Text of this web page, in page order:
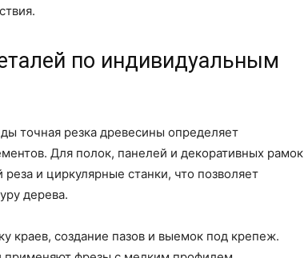
по индивидуальным
точная резка древесины определяет
Для полок, панелей и декоративных рамок
и циркулярные станки, что позволяет
дерева.
краев, создание пазов и выемок под крепеж.